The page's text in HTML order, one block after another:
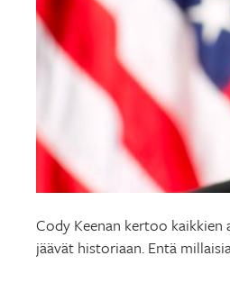
Cody Keenan kertoo
jäävät historiaan. Entä